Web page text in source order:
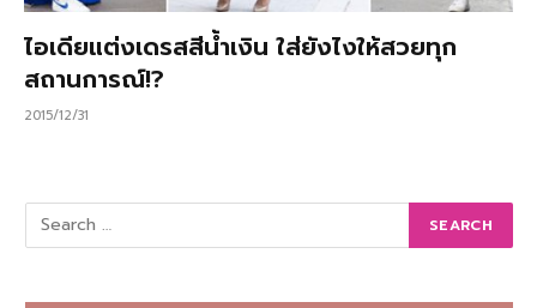
ไอเดียแต่งเดรสสีน้ำเงิน ใส่ยังไงให้สวยทุก
สถานการณ์!?
2015/12/31